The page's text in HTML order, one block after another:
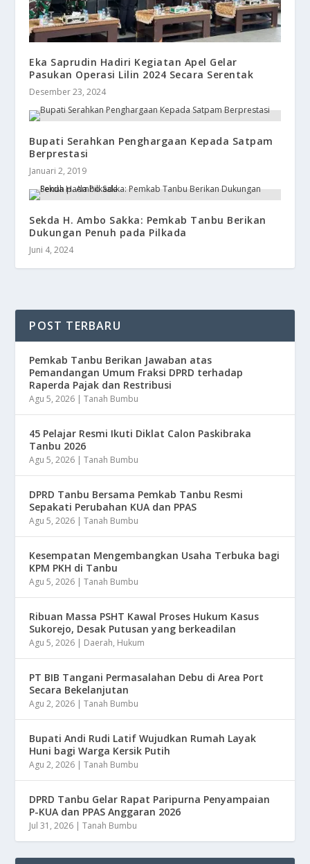
Eka Saprudin Hadiri Kegiatan Apel Gelar
Pasukan Operasi Lilin 2024 Secara Serentak
Desember 23, 2024
​Bupati Serahkan Penghargaan Kepada Satpam
Berprestasi
Januari 2, 2019
Sekda H. Ambo Sakka: Pemkab Tanbu Berikan
Dukungan Penuh pada Pilkada
Juni 4, 2024
POST TERBARU
Pemkab Tanbu Berikan Jawaban atas
Pemandangan Umum Fraksi DPRD terhadap
Raperda Pajak dan Restribusi
Agu 5, 2026 |Tanah Bumbu
45 Pelajar Resmi Ikuti Diklat Calon Paskibraka
Tanbu 2026
Agu 5, 2026 |Tanah Bumbu
DPRD Tanbu Bersama Pemkab Tanbu Resmi
Sepakati Perubahan KUA dan PPAS
Agu 5, 2026 |Tanah Bumbu
Kesempatan Mengembangkan Usaha Terbuka bagi
KPM PKH di Tanbu
Agu 5, 2026 |Tanah Bumbu
Ribuan Massa PSHT Kawal Proses Hukum Kasus
Sukorejo, Desak Putusan yang berkeadilan
Agu 5, 2026 | Daerah, Hukum
PT BIB Tangani Permasalahan Debu di Area Port
Secara Bekelanjutan
Agu 2, 2026 |Tanah Bumbu
Bupati Andi Rudi Latif Wujudkan Rumah Layak
Huni bagi Warga Kersik Putih
Agu 2, 2026 |Tanah Bumbu
DPRD Tanbu Gelar Rapat Paripurna Penyampaian
P-KUA dan PPAS Anggaran 2026
Jul 31, 2026 |Tanah Bumbu